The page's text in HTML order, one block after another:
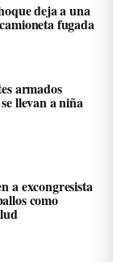
deja a una
fugada
armados
llevan a niña
a excongresista
como